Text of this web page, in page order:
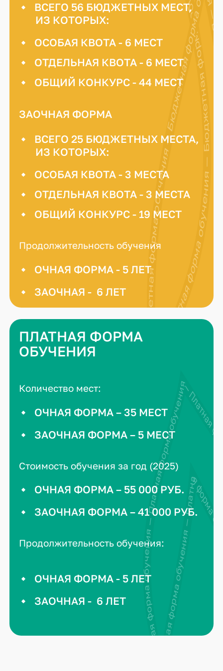
Бюджетная форма обучения — Бюджетная форма
ВСЕГО 56 БЮДЖЕТНЫХ МЕСТ,
ИЗ КОТОРЫХ:
ОСОБАЯ КВОТА - 6 МЕСТ
ОТДЕЛЬНАЯ КВОТА - 6 МЕСТ
ОБЩИЙ КОНКУРС - 44 МЕСТ
ЗАОЧНАЯ ФОРМА
ВСЕГО 25 БЮДЖЕТНЫХ МЕСТА,
ИЗ КОТОРЫХ:
ОСОБАЯ КВОТА - 3 МЕСТА
ОТДЕЛЬНАЯ КВОТА - 3 МЕСТА
ОБЩИЙ КОНКУРС - 19 МЕСТ
Продолжительность обучения
ОЧНАЯ ФОРМА - 5 ЛЕТ
ЗАОЧНАЯ - 6 ЛЕТ
Платная форма обучения —
Платная форма
ПЛАТНАЯ ФОРМА
ОБУЧЕНИЯ
Количество мест:
ОЧНАЯ ФОРМА – 35 МЕСТ
ЗАОЧНАЯ ФОРМА – 5 МЕСТ
Стоимость обучения за год (2025)
ОЧНАЯ ФОРМА – 55 000 РУБ.
ЗАОЧНАЯ ФОРМА – 41 000 РУБ.
Продолжительность обучения:
ОЧНАЯ ФОРМА - 5 ЛЕТ
ЗАОЧНАЯ - 6 ЛЕТ